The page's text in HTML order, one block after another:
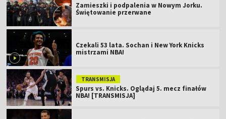
Zamieszki i podpalenia w Nowym Jorku.
Świętowanie przerwane
Czekali 53 lata. Sochan i New York Knicks
mistrzami NBA!
TRANSMISJA
Spurs vs. Knicks. Oglądaj 5. mecz finałów
NBA! [TRANSMISJA]